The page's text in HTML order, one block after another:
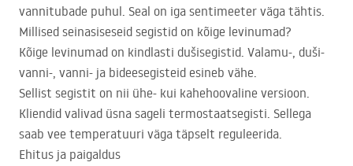
vannitubade puhul. Seal on iga sentimeeter väga tähtis.
Millised seinasiseseid segistid on kõige levinumad?
Kõige levinumad on kindlasti dušisegistid. Valamu-, duši-
vanni-, vanni- ja bideesegisteid esineb vähe.
Sellist segistit on nii ühe- kui kahehoovaline versioon.
Kliendid valivad üsna sageli termostaatsegisti. Sellega
saab vee temperatuuri väga täpselt reguleerida.
Ehitus ja paigaldus